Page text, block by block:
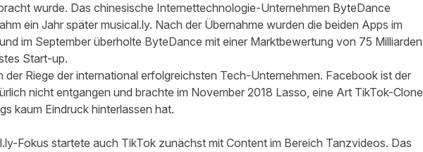
wurde. Das chinesische Internettechnologie-Unternehmen ByteDance
ein Jahr später musical.ly. Nach der Übernahme wurden die beiden Apps im
im September überholte ByteDance mit einer Marktbewertung von 75 Milliarden
Start-up.
der Riege der international erfolgreichsten Tech-Unternehmen. Facebook ist der
nicht entgangen und brachte im November 2018 Lasso, eine Art TikTok-Clone
kaum Eindruck hinterlassen hat.
Fokus startete auch TikTok zunächst mit Content im Bereich Tanzvideos. Das